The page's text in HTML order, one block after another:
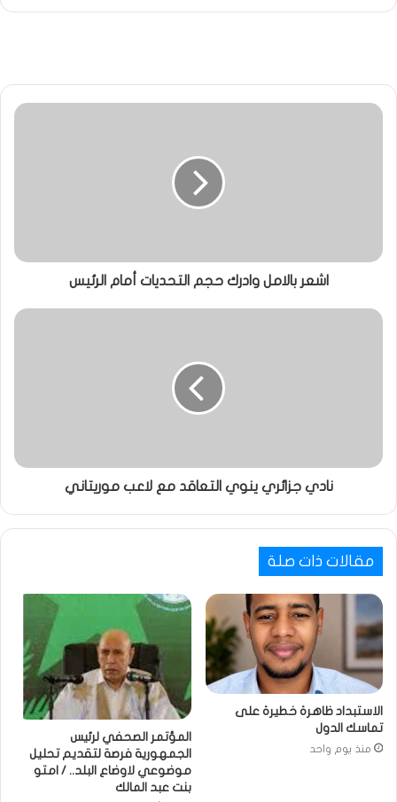
اشعر بالامل وادرك حجم التحديات أمام الرئيس
نادي جزائري ينوي التعاقد مع لاعب موريتاني
مقالات ذات صلة
الاستبداد ظاهرة خطيرة على
تماسك الدول
منذ يوم واحد
المؤتمر الصحفي لرئيس
الجمهورية فرصة لتقديم تحليل
موضوعي لاوضاع البلد.. / امتو
بنت عبد المالك